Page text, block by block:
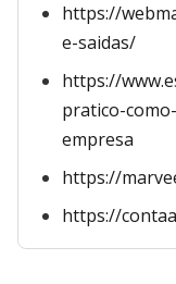
https://
e-saidas/
https://
pratico-
empresa
https://
https://